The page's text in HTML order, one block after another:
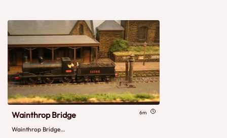
Wainthrop Bridge 6m
Wainthrop Bridge...